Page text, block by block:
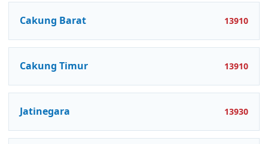
Cakung Barat 13910
Cakung Timur 13910
Jatinegara 13930